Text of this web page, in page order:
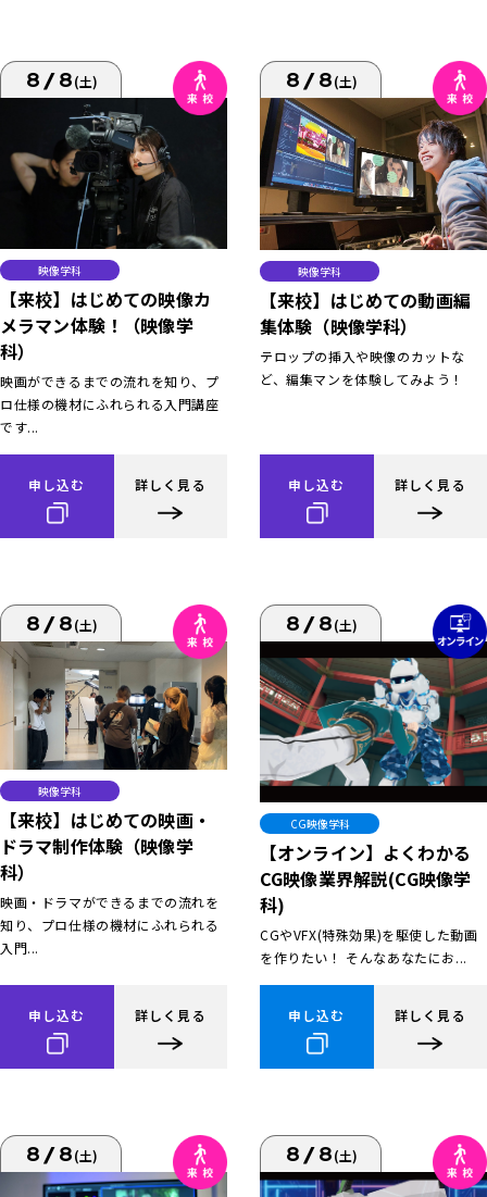
8/8(土)
映像学科
【来校】はじめての映像カ
メラマン体験！（映像学
科）
映画ができるまでの流れを知り、プ
ロ仕様の機材にふれられる入門講座
です...
申し込む 詳しく見る
8/8(土)
映像学科
【来校】はじめての動画編
集体験（映像学科）
テロップの挿入や映像のカットな
ど、編集マンを体験してみよう！
申し込む 詳しく見る
8/8(土)
映像学科
【来校】はじめての映画・
ドラマ制作体験（映像学
科）
映画・ドラマができるまでの流れを
知り、プロ仕様の機材にふれられる
入門...
申し込む 詳しく見る
8/8(土)
CG映像学科
【オンライン】よくわかる
CG映像業界解説(CG映像学
科)
CGやVFX(特殊効果)を駆使した動画
を作りたい！ そんなあなたにお...
申し込む 詳しく見る
8/8(土) 8/8(土)